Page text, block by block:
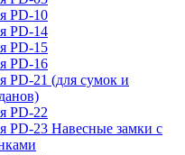
PD-10
PD-14
PD-15
PD-16
PD-21 (для сумок и
PD-22
PD-23 Навесные замки с